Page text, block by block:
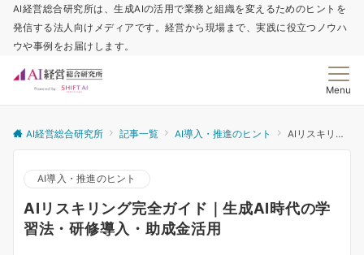
AI経営総合研究所は、生成AIの活用で業務と組織を変えるためのヒントを
発信する法人向けメディアです。経営から現場まで、実践に役立つノウハ
ウや事例をお届けします。
Menu
AI経営総合研究所 記事一覧 AI導入・推進のヒント AIリスキリング完全ガイド｜生成AI時代の学習法・研修導入・助成金活用
AI導入・推進のヒント
AIリスキリング完全ガイド｜生成AI時代の学
習法・研修導入・助成金活用